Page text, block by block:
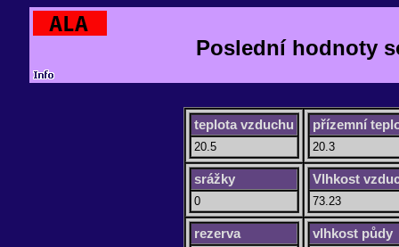
Poslední hodnoty
teplota vzduchu
20.5
přízemní
20.3
srážky
0
Vlhkost
73.23
rezerva vlhkost půdy